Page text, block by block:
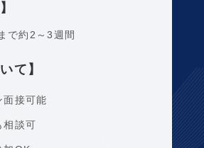
で約2～3週間
て】
面接可能
相談可